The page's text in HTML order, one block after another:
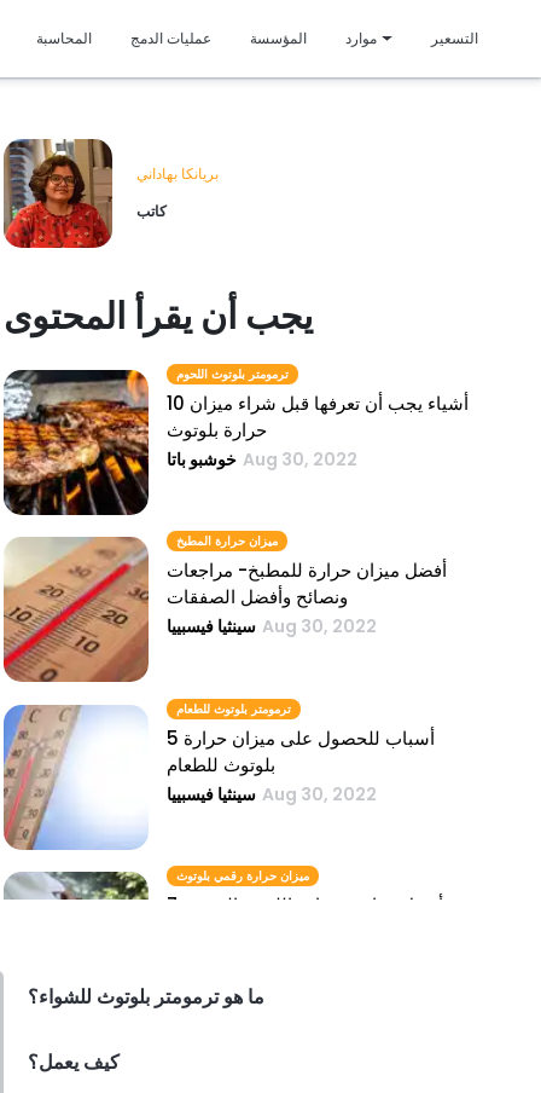
المحاسبة عمليات الدمج المؤسسة موارد التسعير
بريانكا بهاداني
كاتب
يجب أن يقرأ المحتوى
ترمومتر بلوتوث اللحوم
10 أشياء يجب أن تعرفها قبل شراء ميزان
حرارة بلوتوث
خوشبو باتا Aug 30, 2022
ميزان حرارة المطبخ
أفضل ميزان حرارة للمطبخ- مراجعات
ونصائح وأفضل الصفقات
سينثيا فيسبييا Aug 30, 2022
ترمومتر بلوتوث للطعام
5 أسباب للحصول على ميزان حرارة
بلوتوث للطعام
سينثيا فيسبييا Aug 30, 2022
ميزان حرارة رقمي بلوتوث
7 من أفضل موازين حرارة اللحوم الرقمية
ما هو ترمومتر بلوتوث للشواء؟
كيف يعمل؟